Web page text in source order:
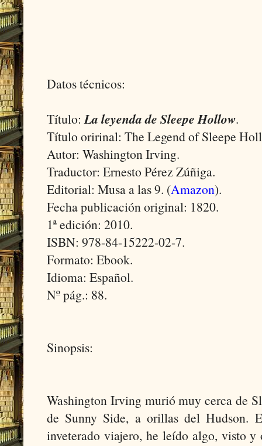
Datos técnicos:
Título:La leyenda de Sleepe Hollow.
Título oririnal: The Legend of Sleepe
Autor: Washington Irving.
Traductor: Ernesto Pérez Zúñiga.
Editorial: Musa a las 9. (Amazon).
Fecha publicación original: 1820.
1ª edición: 2010.
ISBN: 978-84-15222-02-7.
Formato: Ebook.
Idioma: Español.
Nº pág.: 88.
Sinopsis:
Washington Irving murió muy cerca de
de Sunny Side, a orillas del Hudson.
inveterado viajero, he leído algo, visto